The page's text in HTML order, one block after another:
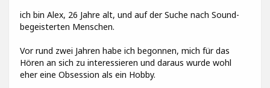
ich bin Alex, 26 Jahre alt, und auf der Suche nach Sound-
begeisterten Menschen.
Vor rund zwei Jahren habe ich begonnen, mich für das
Hören an sich zu interessieren und daraus wurde wohl
eher eine Obsession als ein Hobby.